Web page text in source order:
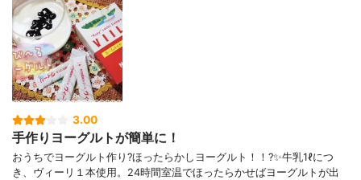
3.00
手作りヨーグルトが簡単に！
おうちでヨーグルト作り?ほったらかしヨーグルト！！?✨牛乳1ℓにつ
き、ヴィーリ１本使用。24時間室温でほったらかせばヨーグルトが出